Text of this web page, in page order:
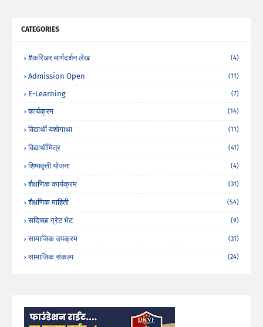
CATEGORIES
#करिअर मार्गदर्शन लेख (4)
Admission Open (11)
E-Learning (7)
कार्यक्रम (14)
विद्यार्थी यशोगाथा (11)
विद्यार्थीमित्र (41)
शिष्यवृत्ती योजना (4)
शैक्षणिक कार्यक्रम (31)
शैक्षणिक माहिती (54)
सदिच्छा ग्रेट भेट (9)
सामाजिक उपक्रम (31)
सामाजिक संकल्प (24)